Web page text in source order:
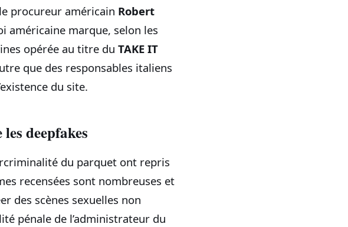
procureur américain Robert
américaine marque, selon les
opérée au titre du TAKE IT
que des responsables italiens
du site.
deepfakes
du parquet ont repris
recensées sont nombreuses et
des scènes sexuelles non
pénale de l’administrateur du